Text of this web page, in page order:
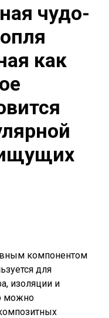
чудо-
как
компонентом
для
изоляции и
можно